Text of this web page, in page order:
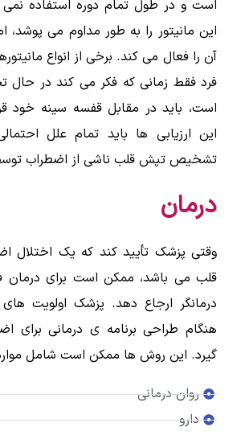
است و در طول تمام دوره استفاده نمی
این مانیتور را به طور مداوم می
آن را فعال می کند. برخی از انواع
فرد فقط زمانی که فکر می کند در
است، باید در مقابل قفسه سینه خود
این ارزیابی ها باید تمام علل
تشخیص تپش قلب ناشی از اضطراب
درمان
وقتی پزشک تأیید کند که یک اختلال
قلب می باشد، ممکن است برای درمان
درمانگر ارجاع دهد. پزشک اولویت های
هنگام طراحی برنامه ی درمانی برای
گیرد. این روش ها ممکن است شامل
روان درمانی
دارو